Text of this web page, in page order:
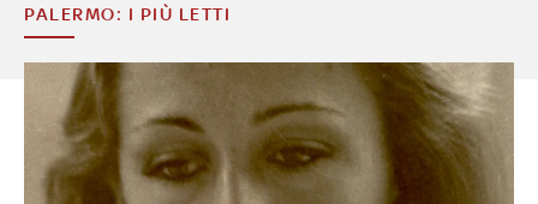
PALERMO: I PIÙ LETTI